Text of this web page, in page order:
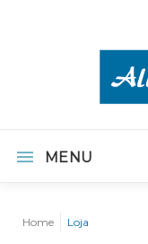
MENU
Home Loja